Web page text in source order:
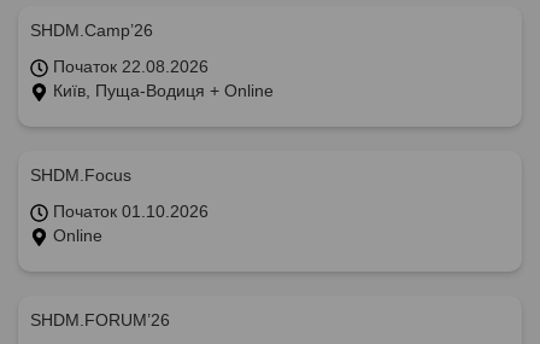
SHDM.Camp’26
Початок 22.08.2026
Київ, Пуща-Водиця + Online
SHDM.Focus
Початок 01.10.2026
Online
SHDM.FORUM’26